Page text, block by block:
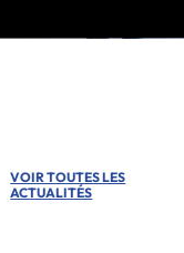
VOIR TOUTES LES
ACTUALITÉS